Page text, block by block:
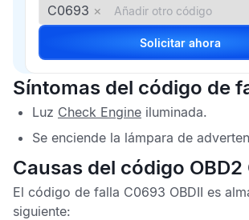
C0693 ×
Solicitar ahora
Síntomas del código de
Luz Check Engine iluminada.
Se enciende la lámpara de
Causas del código
El código de falla C0693 OBDII es
siguiente: